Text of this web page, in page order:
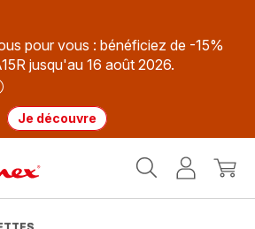
pour vous : bénéficiez de -15%
jusqu'au 16 août 2026.
Je découvre
MonMon